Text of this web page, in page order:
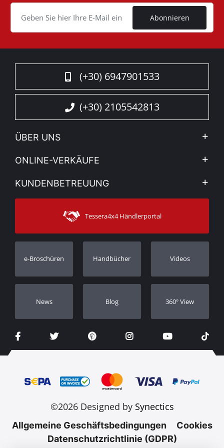
Abonnieren
(+30) 6947901533
(+30) 2105542813
ÜBER UNS
Firma
Sehen Sie unsere Nachrichten
Sitemap
ONLINE-VERKÄUFE
Mein Konto
Versandarten
KUNDENBETREUUNG
Kontakt
Kundendienst
Bestellung verfolgen
Händler
Tessera4x4 Händlerportal
e-Broschüren Handbücher Videos
Νews Blog 360º View
©2026 Designed by Synectics
Allgemeine Geschäftsbedingungen
Cookies
Datenschutzrichtlinie (GDPR)